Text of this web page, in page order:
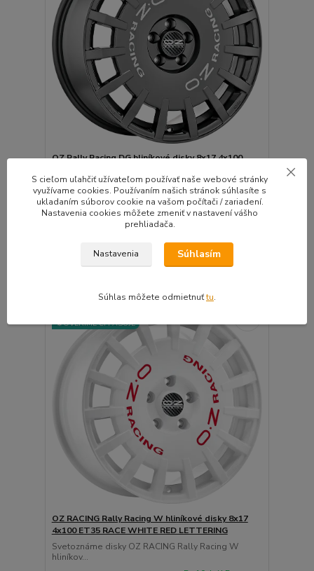
OZ Rally Racing DG hliníkové disky 8x17 4x100
Kvalitné disky svetoznámeho výrobcu OZ výbornej
k...
Do 10 dní | Doprava
zadarmo
Pridať do košíka
⚙️OVERÍME ČI PASUJE
OZ RACING Rally Racing W hliníkové disky 8x17
4x100 ET35 RACE WHITE RED LETTERING
Svetoznáme disky OZ RACING Rally Racing W
hliníkov...
S cieľom uľahčiť užívateľom používať naše webové stránky
využívame cookies. Používaním našich stránok súhlasíte s
ukladaním súborov cookie na vašom počítači / zariadení.
Nastavenia cookies môžete zmeniť v nastavení vášho
prehliadača.
Nastavenia Súhlasím
Súhlas môžete odmietnuťtu.